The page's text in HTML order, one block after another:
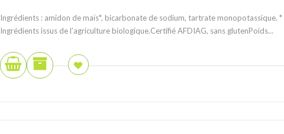
Ingrédients : amidon de maïs*, bicarbonate de sodium, tartrate monopotassique. *
Ingrédients issus de l’agriculture biologique.Certifié AFDIAG, sans glutenPoids...